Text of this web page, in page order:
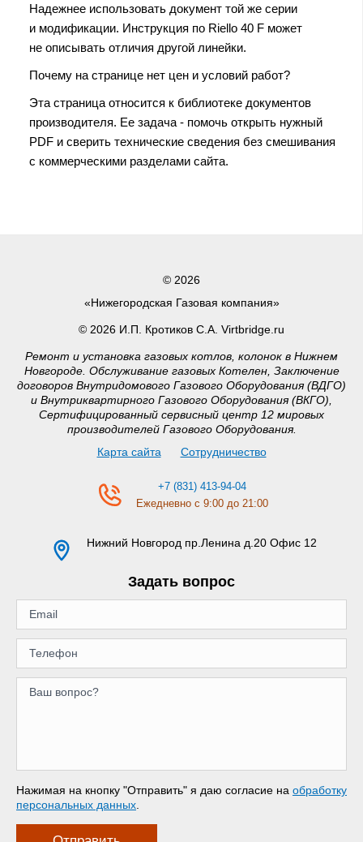
Надежнее использовать документ той же серии
и модификации. Инструкция по Riello 40 F может
не описывать отличия другой линейки.
Почему на странице нет цен и условий работ?
Эта страница относится к библиотеке документов
производителя. Ее задача - помочь открыть нужный
PDF и сверить технические сведения без смешивания
с коммерческими разделами сайта.
© 2026
«Нижегородская Газовая компания»
© 2026 И.П. Кротиков С.А. Virtbridge.ru
Ремонт и установка газовых котлов, колонок в Нижнем
Новгороде. Обслуживание газовых Котелен, Заключение
договоров Внутридомового Газового Оборудования (ВДГО)
и Внутриквартирного Газового Оборудования (ВКГО),
Сертифицированный сервисный центр 12 мировых
производителей Газового Оборудования.
Карта сайта
Сотрудничество
+7 (831) 413-94-04
Ежедневно с 9:00 до 21:00
Нижний Новгород пр.Ленина д.20 Офис 12
Задать вопрос
Нажимая на кнопку "Отправить" я даю согласие на обработку
персональных данных